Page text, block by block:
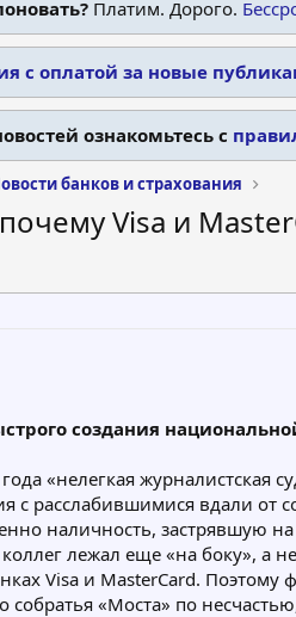
Платим. Дорого.
с оплатой за новые
ознакомьтесь с
банков и страхования
Visa и
создания
«нелегкая журналистская
с расслабившимися вдали от
наличность, застрявшую
лежал еще «на боку», а
Visa и MasterCard. Поэтому
собратья «Моста» по